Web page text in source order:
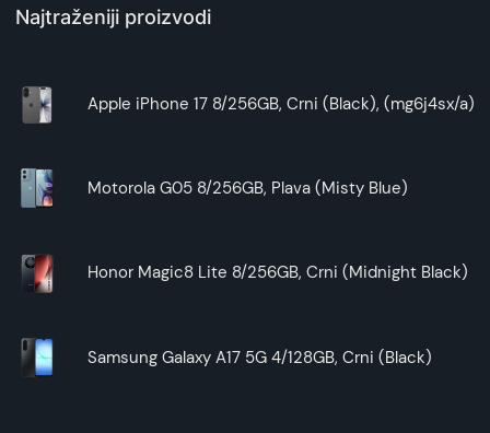
Najtraženiji proizvodi
Apple iPhone 17 8/256GB, Crni (Black), (mg6j4sx/a)
Motorola G05 8/256GB, Plava (Misty Blue)
Honor Magic8 Lite 8/256GB, Crni (Midnight Black)
Samsung Galaxy A17 5G 4/128GB, Crni (Black)